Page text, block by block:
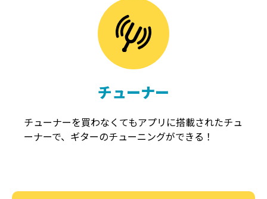
チューナー
チューナーを買わなくてもアプリに搭載されたチュ
ーナーで、ギターのチューニングができる！